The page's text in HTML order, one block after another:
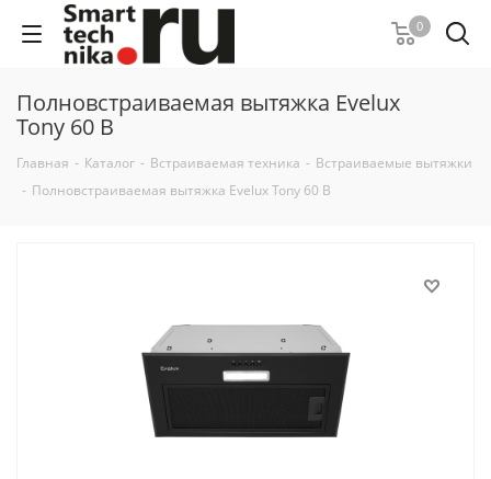
0
Полновстраиваемая вытяжка Evelux
Tony 60 B
Главная - Каталог - Встраиваемая техника - Встраиваемые вытяжки
- Полновстраиваемая вытяжка Evelux Tony 60 B